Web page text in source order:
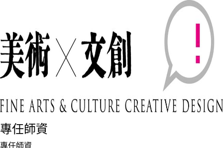
專任師資
專任師資